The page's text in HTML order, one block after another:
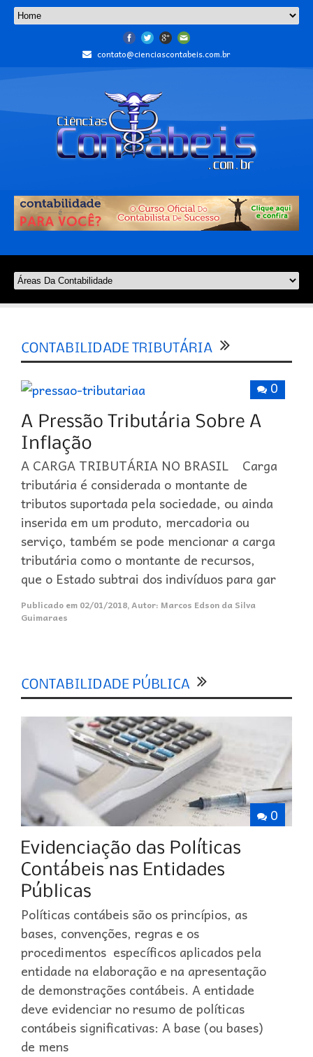
contato@cienciascontabeis.com.br
0
A CARGA TRIBUTÁRIA NO BRASIL Carga
tributária é considerada o montante de
tributos suportada pela sociedade, ou ainda
inserida em um produto, mercadoria ou
serviço, também se pode mencionar a carga
tributária como o montante de recursos,
que o Estado subtrai dos indivíduos para gar
Publicado em 02/01/2018,Autor: Marcos Edson da Silva
Guimaraes
0
Políticas contábeis são os princípios, as
bases, convenções, regras e os
procedimentos específicos aplicados pela
entidade na elaboração e na apresentação
de demonstrações contábeis. A entidade
deve evidenciar no resumo de políticas
contábeis significativas: A base (ou bases)
de mens